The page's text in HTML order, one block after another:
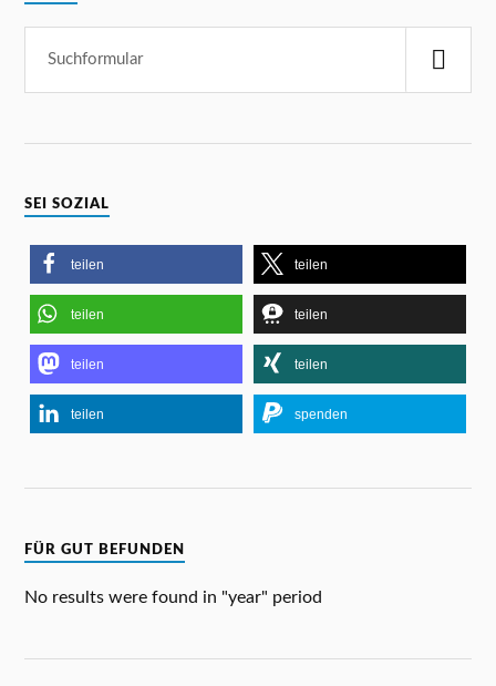
SEI SOZIAL
teilen teilen
teilen teilen
teilen teilen
teilen spenden
FÜR GUT BEFUNDEN
No results were found in "year" period